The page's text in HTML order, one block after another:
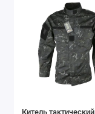
Китель